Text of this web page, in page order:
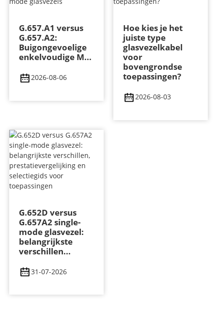
G.657.A1 versus
G.657.A2:
Buigongevoelige
enkelvoudige M...
2026-08-06
Hoe kies je het
juiste type
glasvezelkabel
voor
bovengrondse
toepassingen?
2026-08-03
G.652D versus
G.657A2 single-
mode glasvezel:
belangrijkste
verschillen...
31-07-2026